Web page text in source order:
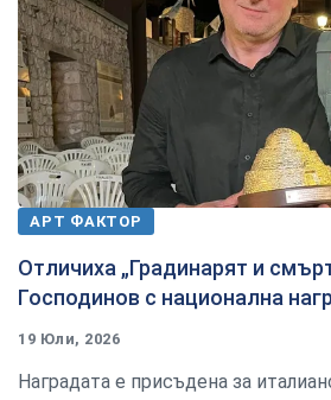
АРТ ФАКТОР
Отличиха „Градинарят и
Господинов с национална
19 Юли, 2026
Наградата е присъдена за